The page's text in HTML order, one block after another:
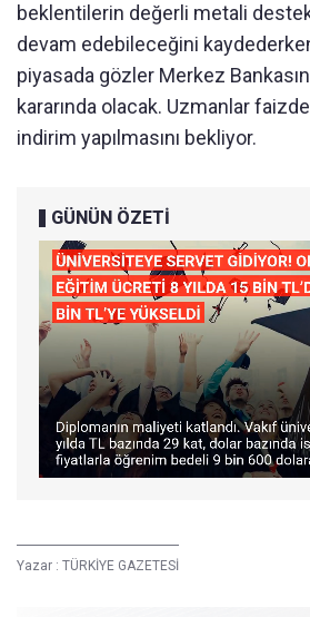
beklentilerin değerli metali
devam edebileceğini
piyasada gözler Merkez Bankas
kararında olacak. Uzmanlar
indirim yapılmasını bekliyor.
GÜNÜN ÖZETİ
Yazar : TÜRKİYE GAZETESİ